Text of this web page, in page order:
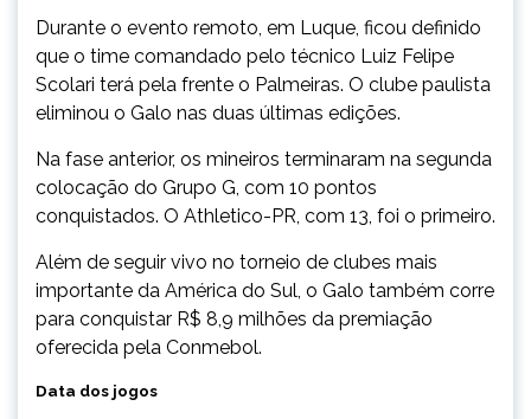
Durante o evento remoto, em Luque, ficou definido
que o time comandado pelo técnico Luiz Felipe
Scolari terá pela frente o Palmeiras. O clube paulista
eliminou o Galo nas duas últimas edições.
Na fase anterior, os mineiros terminaram na segunda
colocação do Grupo G, com 10 pontos
conquistados. O Athletico-PR, com 13, foi o primeiro.
Além de seguir vivo no torneio de clubes mais
importante da América do Sul, o Galo também corre
para conquistar R$ 8,9 milhões da premiação
oferecida pela Conmebol.
Data dos jogos